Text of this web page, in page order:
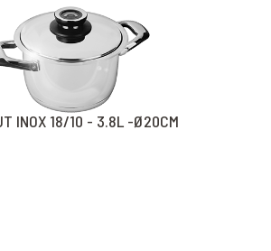
INOX 18/10 - 3.8L -Ø20CM